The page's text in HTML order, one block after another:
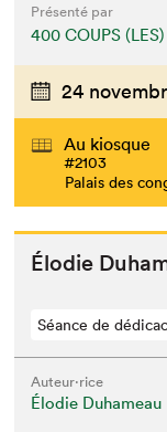
Présenté par
400 COUPS (LES)
24
Au kiosque
#2103
Palais des
Élodie
Séance de
Auteur·rice
Élodie Duhameau